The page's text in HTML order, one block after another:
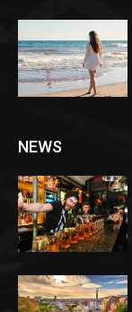
NEWS